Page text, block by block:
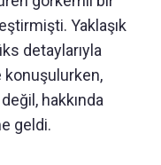
Yaklaşık
detaylarıyla
hakkında
geldi.